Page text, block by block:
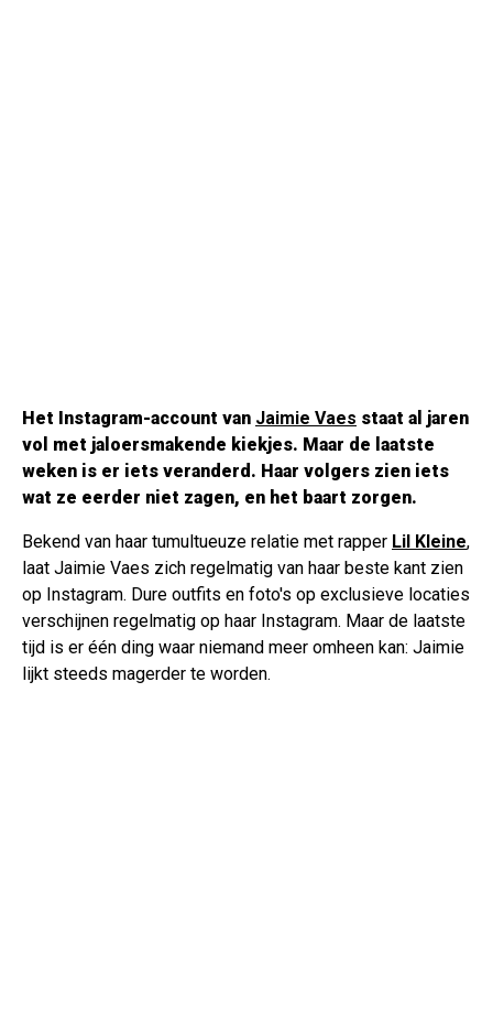
Het Instagram-account van Jaimie Vaes staat al jaren
vol met jaloersmakende kiekjes. Maar de laatste
weken is er iets veranderd. Haar volgers zien iets
wat ze eerder niet zagen, en het baart zorgen.
Bekend van haar tumultueuze relatie met rapper Lil Kleine,
laat Jaimie Vaes zich regelmatig van haar beste kant zien
op Instagram. Dure outfits en foto's op exclusieve locaties
verschijnen regelmatig op haar Instagram. Maar de laatste
tijd is er één ding waar niemand meer omheen kan: Jaimie
lijkt steeds magerder te worden.